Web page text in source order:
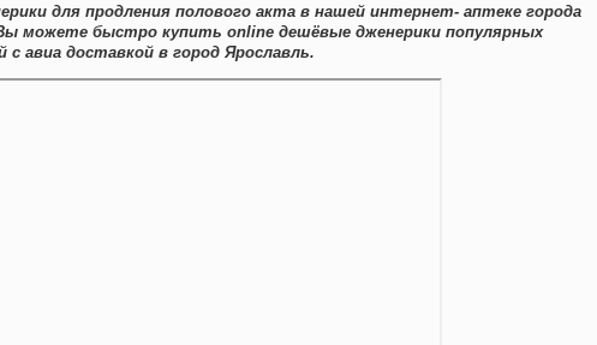
для продления полового акта в нашей интернет- аптеке города
можете быстро купить online дешёвые дженерики популярных
с авиа доставкой в город Ярославль.